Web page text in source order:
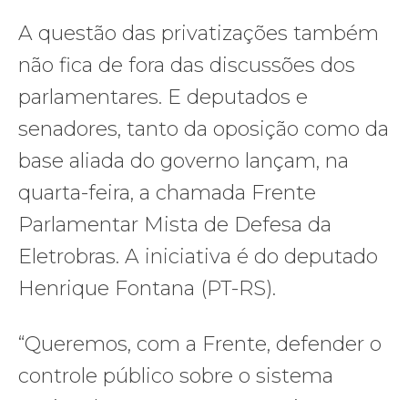
A questão das privatizações também
não fica de fora das discussões dos
parlamentares. E deputados e
senadores, tanto da oposição como da
base aliada do governo lançam, na
quarta-feira, a chamada Frente
Parlamentar Mista de Defesa da
Eletrobras. A iniciativa é do deputado
Henrique Fontana (PT-RS).
“Queremos, com a Frente, defender o
controle público sobre o sistema